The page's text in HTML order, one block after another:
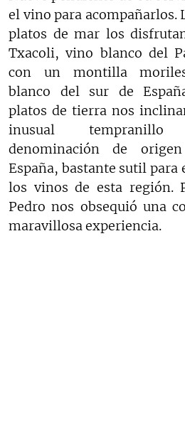
el vino para acompañarlos.
platos de mar los
Txacoli, vino blanco del
con un montilla
blanco del sur de
platos de tierra nos
inusual
denominación de
España, bastante sutil para
los vinos de esta región.
Pedro nos obsequió una
maravillosa experiencia.